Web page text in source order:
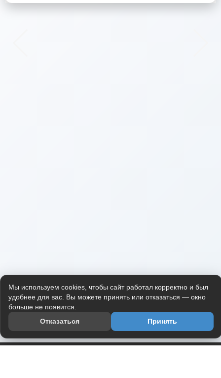
Мы используем cookies, чтобы сайт работал корректно и был
удобнее для вас. Вы можете принять или отказаться — окно
больше не появится.
Отказаться
Принять